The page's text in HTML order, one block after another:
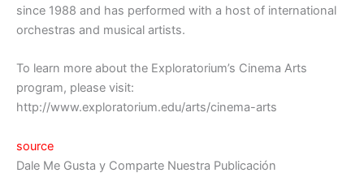
since 1988 and has performed with a host of international
orchestras and musical artists.
To learn more about the Exploratorium’s Cinema Arts
program, please visit:
http://www.exploratorium.edu/arts/cinema-arts
source
Dale Me Gusta y Comparte Nuestra Publicación